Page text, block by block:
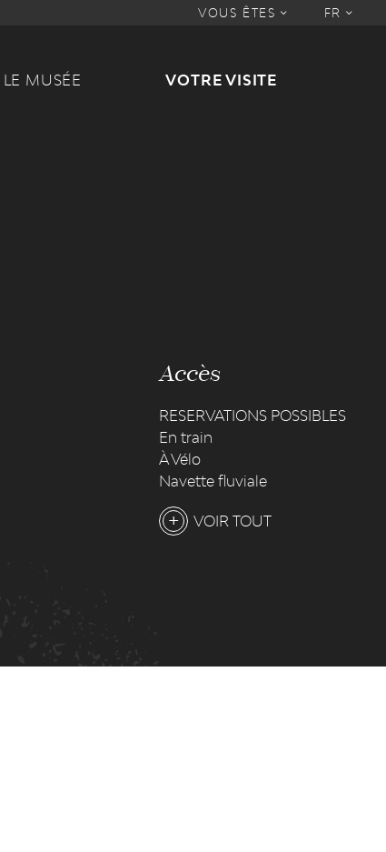
VOUS ÊTES FR
LE MUSÉE VOTRE VISITE
Accès
RESERVATIONS POSSIBLES
En train
À Vélo
Navette fluviale
VOIR TOUT